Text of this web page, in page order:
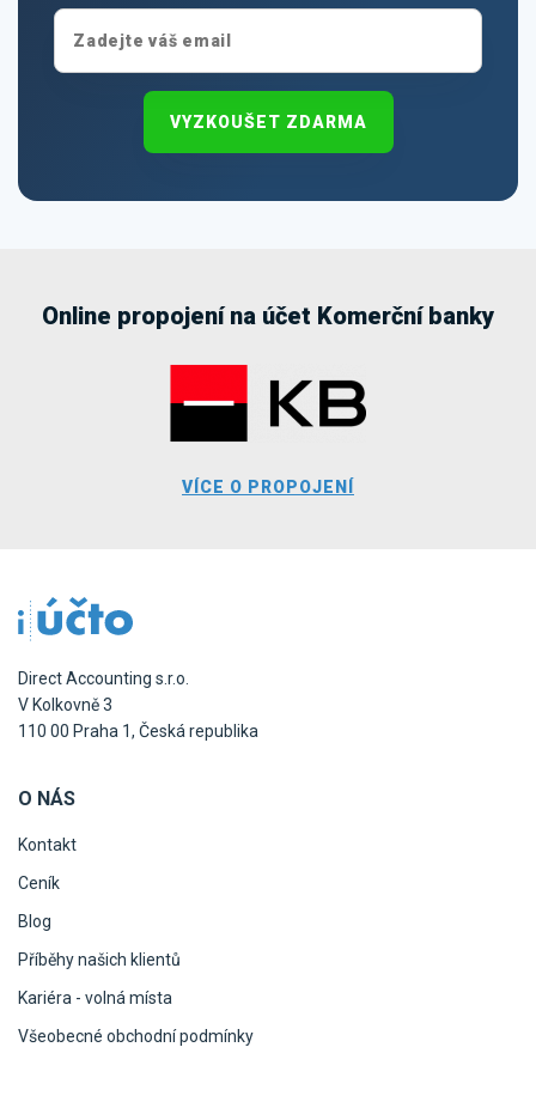
VYZKOUŠET ZDARMA
Online propojení na účet Komerční banky
VÍCE O PROPOJENÍ
Direct Accounting s.r.o.
V Kolkovně 3
110 00 Praha 1, Česká republika
O NÁS
Kontakt
Ceník
Blog
Příběhy našich klientů
Kariéra - volná místa
Všeobecné obchodní podmínky